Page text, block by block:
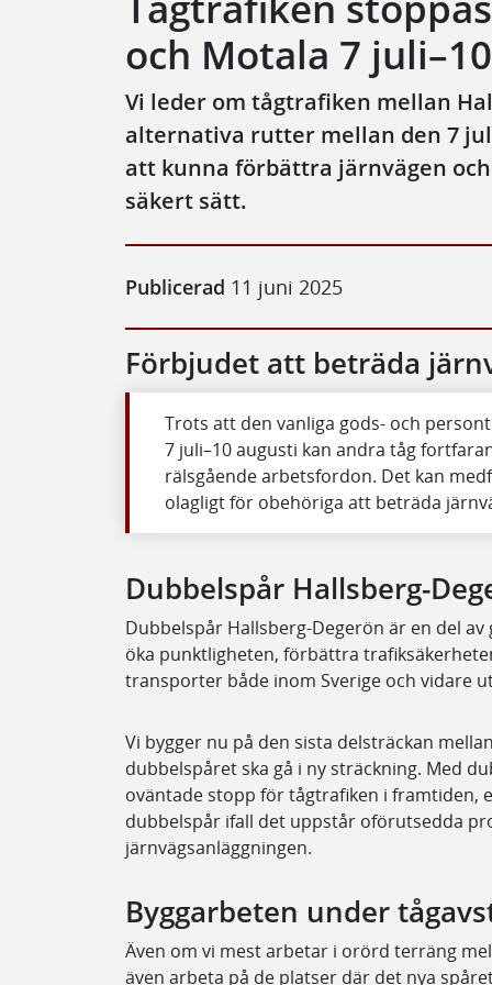
och Motala 7
Vi leder om tågtrafiken mellan
alternativa rutter mellan den 7
att kunna förbättra järnvägen
säkert sätt.
Publicerad 11 juni 2025
Förbjudet att beträda
Trots att den vanliga gods- och
7 juli–10 augusti kan andra tåg
rälsgående arbetsfordon. Det kan
olagligt för obehöriga att beträda
Dubbelspår Hallsberg-
Dubbelspår Hallsberg-Degerön är en del
öka punktligheten, förbättra
transporter både inom Sverige och vidare
Vi bygger nu på den sista delsträckan
dubbelspåret ska gå i ny sträckning. Med
oväntade stopp för tågtrafiken i framtiden,
dubbelspår ifall det uppstår oförutsedda
järnvägsanläggningen.
Byggarbeten under
Även om vi mest arbetar i orörd terräng
även arbeta på de platser där det nya